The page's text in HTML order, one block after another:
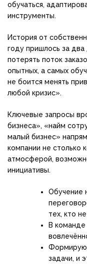
обучаться,
инструменты.
История от
году пришлось за два
потерять поток
опытных, а самых
не боится менять
любой кризис».
Ключевые запросы
бизнеса», «найм
малый бизнес»
компании не столько
атмосферой,
инициативы.
Обучение
тех, кто
В команде
задачи, и